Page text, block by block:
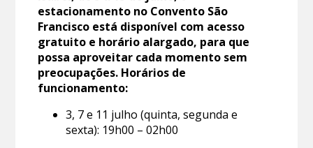
estacionamento no Convento São
Francisco está disponível com acesso
gratuito e horário alargado, para que
possa aproveitar cada momento sem
preocupações. Horários de
funcionamento:
3, 7 e 11 julho (quinta, segunda e
sexta): 19h00 – 02h00